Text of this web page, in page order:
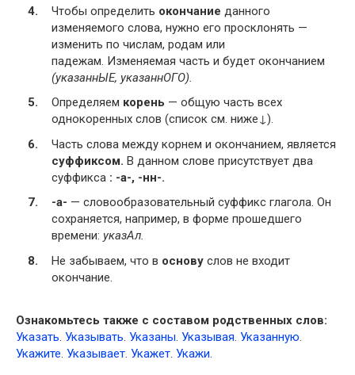
Чтобы определить окончание данного
изменяемого слова, нужно его просклонять —
изменить по числам, родам или
падежам. Изменяемая часть и будет окончанием
(указаннЫЕ, указаннОГО).
Определяем корень — общую часть всех
однокоренных слов (список см. ниже↓).
Часть слова между корнем и окончанием, является
суффиксом. В данном слове присутствует два
суффикса : -а-, -нн-.
-а- — словообразовательный суффикс глагола. Он
сохраняется, например, в форме прошедшего
времени: указАл.
Не забываем, что в основу слов не входит
окончание.
Ознакомьтесь также с составом родственных слов:
Указать. Указывать. Указаны. Указывая. Указанную.
Укажите. Указывает. Укажет. Укажи.